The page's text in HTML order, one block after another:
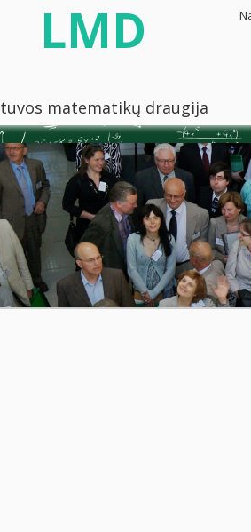
LMD
matematikų draugija